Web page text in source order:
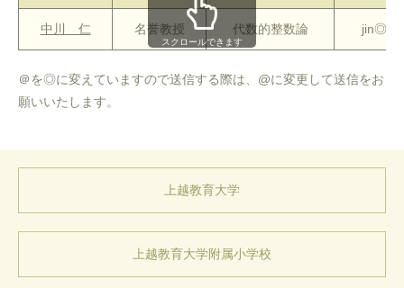
中川 仁 名誉教授 代数的整数論
スクロールできます
＠を◎に変えていますので送信する際は、@に変更して送信をお
願いいたします。
上越教育大学
上越教育大学附属小学校